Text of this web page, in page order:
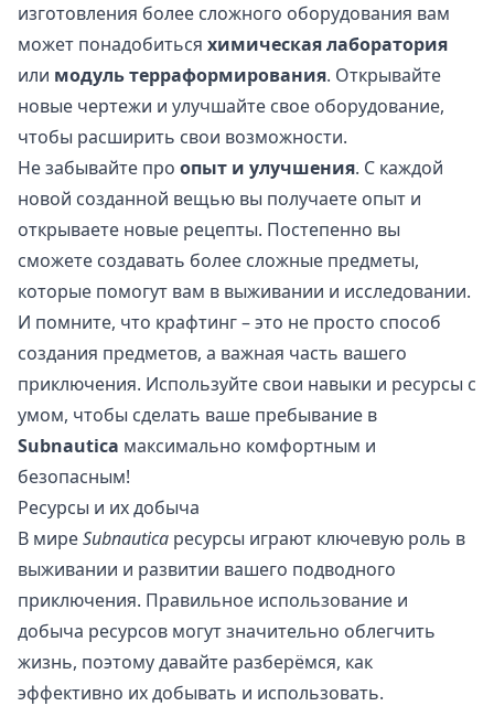
изготовления более сложного оборудования вам
может понадобиться химическая лаборатория
или модуль терраформирования. Открывайте
новые чертежи и улучшайте свое оборудование,
чтобы расширить свои возможности.
Не забывайте про опыт и улучшения. С каждой
новой созданной вещью вы получаете опыт и
открываете новые рецепты. Постепенно вы
сможете создавать более сложные предметы,
которые помогут вам в выживании и исследовании.
И помните, что крафтинг – это не просто способ
создания предметов, а важная часть вашего
приключения. Используйте свои навыки и ресурсы с
умом, чтобы сделать ваше пребывание в
Subnautica максимально комфортным и
безопасным!
Ресурсы и их добыча
В миреSubnautica ресурсы играют ключевую роль в
выживании и развитии вашего подводного
приключения. Правильное использование и
добыча ресурсов могут значительно облегчить
жизнь, поэтому давайте разберёмся, как
эффективно их добывать и использовать.